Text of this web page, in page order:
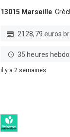
13015 Marseille
2128,79 euros
35 heures
il y a 2 semaines